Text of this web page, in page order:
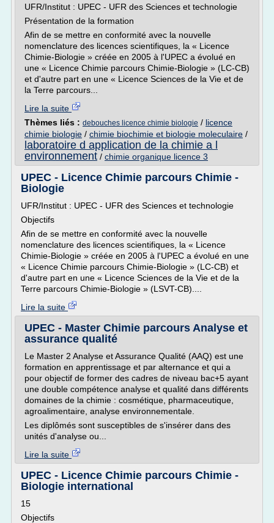
UFR/Institut : UPEC - UFR des Sciences et technologie
Présentation de la formation
Afin de se mettre en conformité avec la nouvelle
nomenclature des licences scientifiques, la « Licence
Chimie-Biologie » créée en 2005 à l'UPEC a évolué en
une « Licence Chimie parcours Chimie-Biologie » (LC-CB)
et d'autre part en une « Licence Sciences de la Vie et de
la Terre parcours...
Lire la suite
Thèmes liés : debouches licence chimie biologie / licence
chimie biologie / chimie biochimie et biologie moleculaire /
laboratoire d application de la chimie a l
environnement / chimie organique licence 3
UPEC - Licence Chimie parcours Chimie -
Biologie
UFR/Institut : UPEC - UFR des Sciences et technologie
Objectifs
Afin de se mettre en conformité avec la nouvelle
nomenclature des licences scientifiques, la « Licence
Chimie-Biologie » créée en 2005 à l'UPEC a évolué en une
« Licence Chimie parcours Chimie-Biologie » (LC-CB) et
d'autre part en une « Licence Sciences de la Vie et de la
Terre parcours Chimie-Biologie » (LSVT-CB)....
Lire la suite
UPEC - Master Chimie parcours Analyse et
assurance qualité
Le Master 2 Analyse et Assurance Qualité (AAQ) est une
formation en apprentissage et par alternance et qui a
pour objectif de former des cadres de niveau bac+5 ayant
une double compétence analyse et qualité dans différents
domaines de la chimie : cosmétique, pharmaceutique,
agroalimentaire, analyse environnementale.
Les diplômés sont susceptibles de s'insérer dans des
unités d'analyse ou...
Lire la suite
UPEC - Licence Chimie parcours Chimie -
Biologie international
15
Objectifs